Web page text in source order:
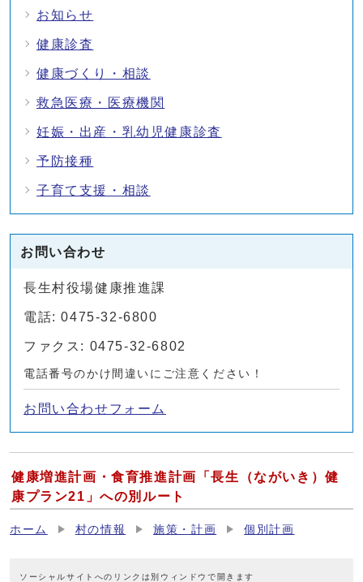
お知らせ
健康診査
健康づくり・相談
救急医療・医療機関
妊娠・出産・乳幼児健康診査
予防接種
子育て支援・相談
お問い合わせ
長生村役場健康推進課
電話: 0475-32-6800
ファクス: 0475-32-6802
電話番号のかけ間違いにご注意ください！
お問い合わせフォーム
健康増進計画・食育推進計画「長生（ながいき）健
康プラン21」への別ルート
ホーム 村の情報 施策・計画 個別計画
ソーシャルサイトへのリンクは別ウィンドウで開きます